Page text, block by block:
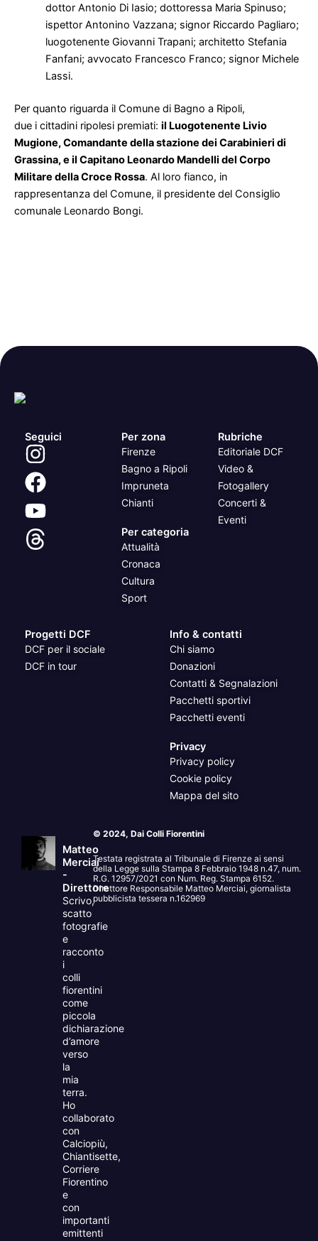
dottor Antonio Di Iasio; dottoressa Maria Spinuso;
ispettor Antonino Vazzana; signor Riccardo Pagliaro;
luogotenente Giovanni Trapani; architetto Stefania
Fanfani; avvocato Francesco Franco; signor Michele
Lassi.
Per quanto riguarda il Comune di Bagno a Ripoli,
due i cittadini ripolesi premiati: il Luogotenente Livio
Mugione, Comandante della stazione dei Carabinieri di
Grassina, e il Capitano Leonardo Mandelli del Corpo
Militare della Croce Rossa. Al loro fianco, in
rappresentanza del Comune, il presidente del Consiglio
comunale Leonardo Bongi.
Seguici Per zona
Firenze
Bagno a Ripoli
Impruneta
Chianti
Per categoria
Attualità
Cronaca
Cultura
Sport
Rubriche
Editoriale DCF
Video &
Fotogallery
Concerti &
Eventi
Progetti DCF
DCF per il sociale
DCF in tour
Info & contatti
Chi siamo
Donazioni
Contatti & Segnalazioni
Pacchetti sportivi
Pacchetti eventi
Privacy
Privacy policy
Cookie policy
Mappa del sito
Matteo
Merciai
-
Direttore
Scrivo,
scatto
fotografie
e
racconto
i
colli
fiorentini
come
piccola
dichiarazione
d’amore
verso
la
mia
terra.
Ho
collaborato
con
Calciopiù,
Chiantisette,
Corriere
Fiorentino
e
con
importanti
emittenti
© 2024, Dai Colli Fiorentini
Testata registrata al Tribunale di Firenze ai sensi
della Legge sulla Stampa 8 Febbraio 1948 n.47, num.
R.G. 12957/2021 con Num. Reg. Stampa 6152.
Direttore Responsabile Matteo Merciai, giornalista
pubblicista tessera n.162969